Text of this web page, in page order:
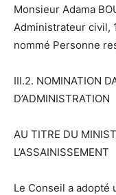
Monsieur Adama
Administrateur civil,
nommé Personne
III.2. NOMINATION
D’ADMINISTRATION
AU TITRE DU
L’ASSAINISSEMENT
Le Conseil a adopté